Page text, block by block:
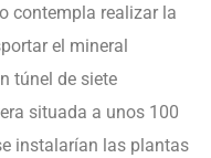
contempla realizar la
el mineral
túnel de siete
situada a unos 100
instalarían las plantas